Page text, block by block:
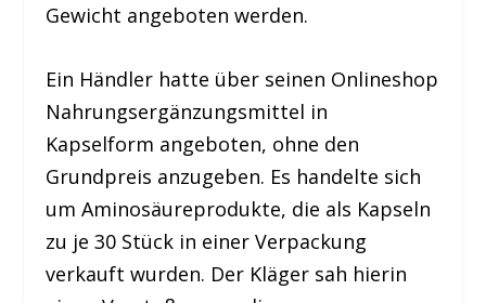
Gewicht angeboten werden.
Ein Händler hatte über seinen Onlineshop
Nahrungsergänzungsmittel in
Kapselform angeboten, ohne den
Grundpreis anzugeben. Es handelte sich
um Aminosäureprodukte, die als Kapseln
zu je 30 Stück in einer Verpackung
verkauft wurden. Der Kläger sah hierin